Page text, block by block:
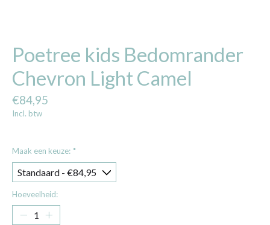
Poetree kids Bedomrander
Chevron Light Camel
€84,95
Incl. btw
Maak een keuze: *
Hoeveelheid: